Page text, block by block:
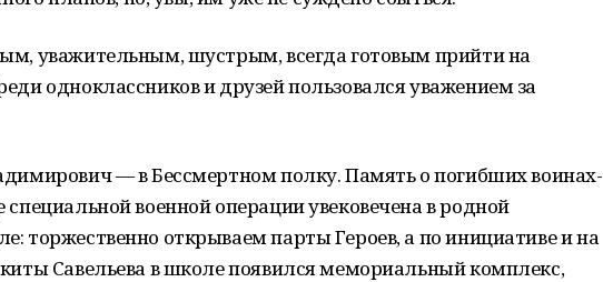
уважительным, шустрым, всегда готовым прийти на
одноклассников и друзей пользовался уважением за
— в Бессмертном полку. Память о погибших воинах-
военной операции увековечена в родной
торжественно открываем парты Героев, а по инициативе и на
Савельева в школе появился мемориальный комплекс,